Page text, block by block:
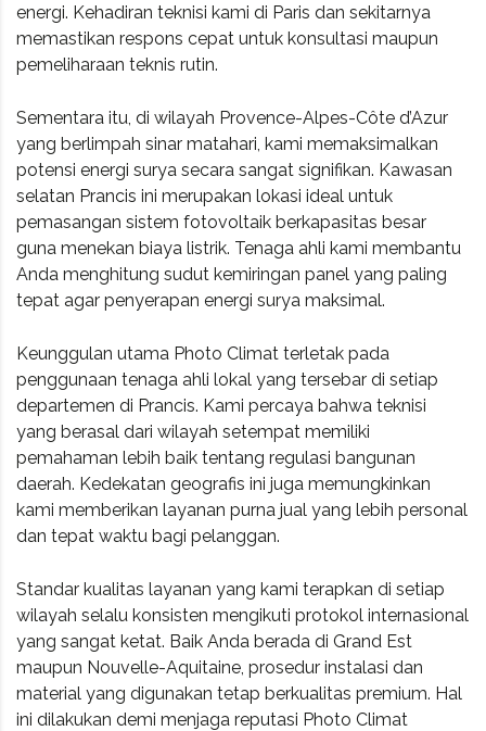
energi. Kehadiran teknisi kami di Paris dan sekitarnya
memastikan respons cepat untuk konsultasi maupun
pemeliharaan teknis rutin.
Sementara itu, di wilayah Provence-Alpes-Côte d’Azur
yang berlimpah sinar matahari, kami memaksimalkan
potensi energi surya secara sangat signifikan. Kawasan
selatan Prancis ini merupakan lokasi ideal untuk
pemasangan sistem fotovoltaik berkapasitas besar
guna menekan biaya listrik. Tenaga ahli kami membantu
Anda menghitung sudut kemiringan panel yang paling
tepat agar penyerapan energi surya maksimal.
Keunggulan utama Photo Climat terletak pada
penggunaan tenaga ahli lokal yang tersebar di setiap
departemen di Prancis. Kami percaya bahwa teknisi
yang berasal dari wilayah setempat memiliki
pemahaman lebih baik tentang regulasi bangunan
daerah. Kedekatan geografis ini juga memungkinkan
kami memberikan layanan purna jual yang lebih personal
dan tepat waktu bagi pelanggan.
Standar kualitas layanan yang kami terapkan di setiap
wilayah selalu konsisten mengikuti protokol internasional
yang sangat ketat. Baik Anda berada di Grand Est
maupun Nouvelle-Aquitaine, prosedur instalasi dan
material yang digunakan tetap berkualitas premium. Hal
ini dilakukan demi menjaga reputasi Photo Climat